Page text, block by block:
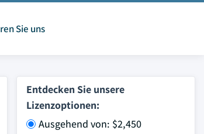
Sie uns
Entdecken Sie unsere
Lizenzoptionen:
Ausgehend von: $2,450